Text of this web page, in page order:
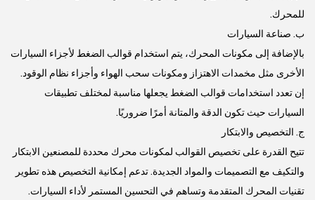
للمحرك.
ب. صناعة السيارات
بالإضافة إلى مكونات المحرك، يتم استخدام قوالب الضغط لأجزاء السيارات
الأخرى مثل مخمدات الاهتزاز ومكونات سحب الهواء وأجزاء نظام الوقود.
إن تعدد استخدامات قوالب الضغط يجعلها مناسبة لمختلف تطبيقات
السيارات حيث تكون الدقة والمتانة أمرًا ضروريًا.
ج. التخصيص والابتكار
تتيح القدرة على تخصيص القوالب لمكونات محرك محددة للمصنعين الابتكار
والتكيف مع التصميمات والمواد الجديدة. تدعم إمكانية التخصيص هذه تطوير
تقنيات المحرك المتقدمة وتساهم في التحسين المستمر لأداء السيارات.